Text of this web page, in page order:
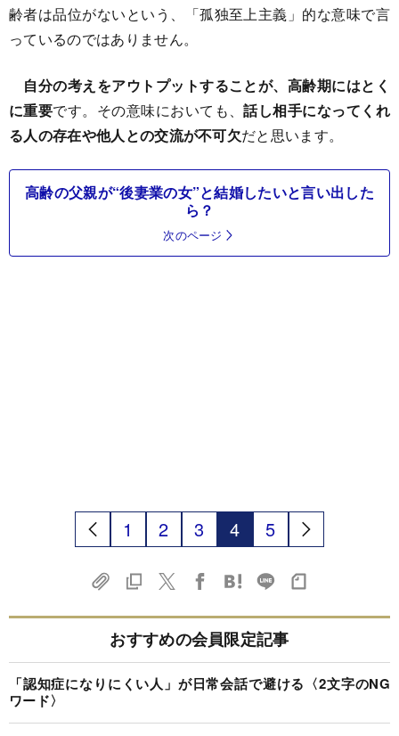
齢者は品位がないという、「孤独至上主義」的な意味で言
っているのではありません。
自分の考えをアウトプットすることが、高齢期にはとく
に重要です。その意味においても、話し相手になってくれ
る人の存在や他人との交流が不可欠だと思います。
高齢の父親が“後妻業の女”と結婚したいと言い出した
ら？
次のページ
1 2 3 4 5
おすすめの会員限定記事
「認知症になりにくい人」が日常会話で避ける〈2文字のNG
ワード〉